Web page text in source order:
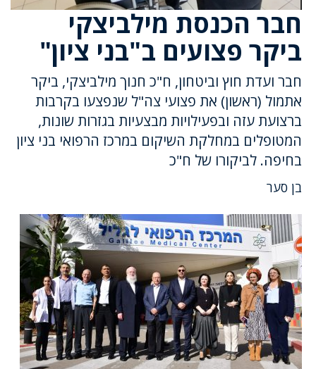
חבר הכנסת מילביצקי
ביקר פצועים ב"בני ציון"
חבר ועדת חוץ וביטחון, ח"כ חנוך מילביצקי, ביקר
אתמול (ראשון) את פצועי צה"ל שנפצעו בקרבות
ברצועת עזה ובפעילויות מבצעיות בגזרות שונות,
המטופלים במחלקת השיקום במרכז הרפואי בני ציון
בחיפה. לביקורו של ח"כ
בן סער